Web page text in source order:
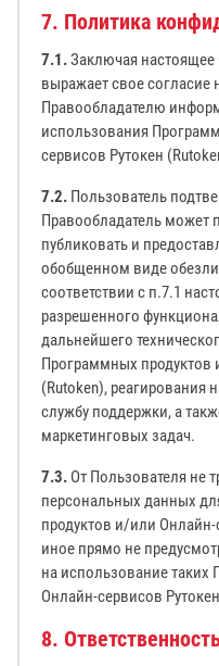
7. Политика
7.1.Заключая
выражает свое согласие
Правообладателю
использования
сервисов Рутокен
7.2. Пользователь
Правообладатель может
публиковать и
обобщенном виде
соответствии с п.7.1
разрешенного
дальнейшего
Программных продуктов
(Rutoken), реагирования
службу поддержки, а
маркетинговых задач.
7.3. От Пользователя не
персональных данных
продуктов и/или Онлайн-
иное прямо не
на использование
Онлайн-сервисов
8.